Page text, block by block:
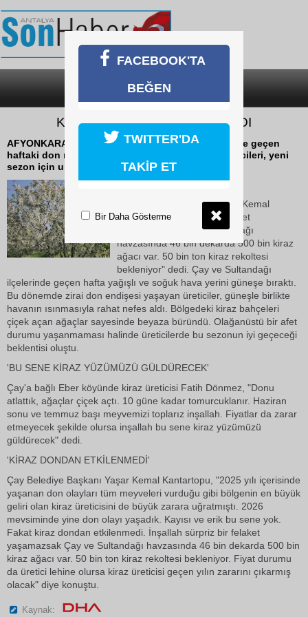
SON DAKİKA
KİRAZDA DON RİSKİ ATLATILDI
AFYONKARAHİSAR'ın Çay ve Sultandağı ilçelerinde geçen
haftaki don riskini en az hasarla atlatan kiraz üreticileri, yeni
sezon için umutlandı.
Çay Belediye Başkanı Yaşar Kemal
Kantartopu, "Sürpriz bir felaket
yaşamazsak Çay ve Sultandağı
havzasında 46 bin dekarda 500 bin kiraz
ağacı var. 50 bin ton kiraz rekoltesi
bekleniyor" dedi. Çay ve Sultandağı
ilçelerinde geçen hafta yağışlı ve soğuk hava yerini güneşe bıraktı.
Bu dönemde zirai don endişesi yaşayan üreticiler, güneşle birlikte
havanın ısınmasıyla rahat nefes aldı. Bölgedeki kiraz bahçeleri
çiçek açan ağaçlar sayesinde beyaza büründü. Olağanüstü bir afet
durumu yaşanmaması halinde üreticilerde bu sezonun iyi geçeceği
beklentisi oluştu.
'BU SENE KİRAZ YÜZÜMÜZÜ GÜLDÜRECEK'
Çay'a bağlı Eber köyünde kiraz üreticisi Fatih Dönmez, "Donu
atlattık, ağaçlar çiçek açtı. 10 güne kadar tomurcuklanır. Haziran
sonu ve temmuz başı meyvemizi toplarız inşallah. Fiyatlar da zarar
etmeyecek şekilde olursa inşallah bu sene kiraz yüzümüzü
güldürecek" dedi.
'KİRAZ DONDAN ETKİLENMEDİ'
Çay Belediye Başkanı Yaşar Kemal Kantartopu, "2025 yılı içerisinde
yaşanan don olayları tüm meyveleri vurduğu gibi bölgenin en büyük
geliri olan kiraz üreticisini de büyük zarara uğratmıştı. 2026
mevsiminde yine don olayı yaşadık. Kayısı ve erik bu sene yok.
Fakat kiraz dondan etkilenmedi. İnşallah sürpriz bir felaket
yaşamazsak Çay ve Sultandağı havzasında 46 bin dekarda 500 bin
kiraz ağacı var. 50 bin ton kiraz rekoltesi bekleniyor. Fiyat durumu
da üretici lehine olursa kiraz üreticisi geçen yılın zararını çıkarmış
olacak" diye konuştu.
Kaynak:
FACEBOOK'TA
BEĞEN
TWITTER'DA
TAKİP ET
Bir Daha Gösterme